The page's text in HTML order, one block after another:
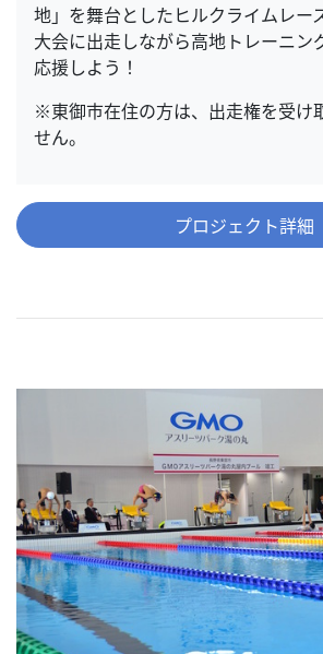
地」を舞台としたヒルクライムレー
大会に出走しながら高地トレーニン
応援しよう！
※東御市在住の方は、出走権を受け
せん。
プロジェクト詳細